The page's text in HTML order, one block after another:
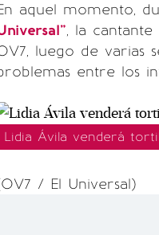
aquel momento,
, la
luego de varias
entre los
Lidia Ávila venderá
/ El Universal)